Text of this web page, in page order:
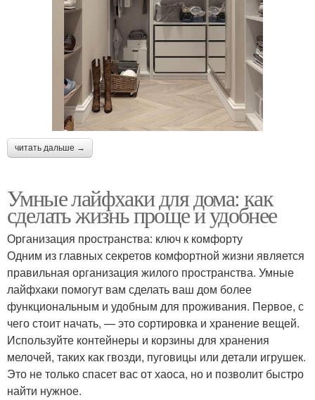
читать дальше →
Умные лайфхаки для дома: как
сделать жизнь проще и удобнее
Организация пространства: ключ к комфорту
Одним из главных секретов комфортной жизни является
правильная организация жилого пространства. Умные
лайфхаки помогут вам сделать ваш дом более
функциональным и удобным для проживания. Первое, с
чего стоит начать, — это сортировка и хранение вещей.
Используйте контейнеры и корзины для хранения
мелочей, таких как гвозди, пуговицы или детали игрушек.
Это не только спасет вас от хаоса, но и позволит быстро
найти нужное.